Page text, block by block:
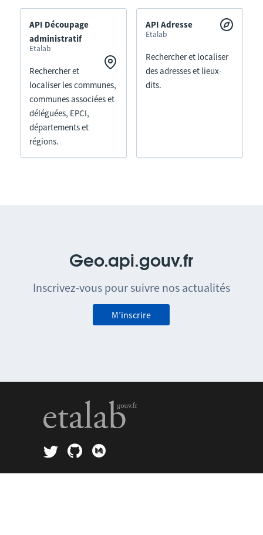
API Découpage
administratif
Etalab
Rechercher et
localiser les communes,
communes associées et
déléguées, EPCI,
départements et
régions.
API Adresse
Etalab
Rechercher et localiser
des adresses et lieux-
dits.
Geo.api.gouv.fr
Inscrivez-vous pour suivre nos actualités
M’inscrire